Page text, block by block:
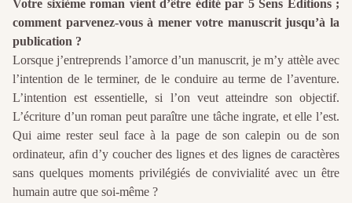
Votre sixième roman vient d’être édité par 5 Sens Éditions ;
comment parvenez-vous à mener votre manuscrit jusqu’à la
publication ?
Lorsque j’entreprends l’amorce d’un manuscrit, je m’y attèle avec
l’intention de le terminer, de le conduire au terme de l’aventure.
L’intention est essentielle, si l’on veut atteindre son objectif.
L’écriture d’un roman peut paraître une tâche ingrate, et elle l’est.
Qui aime rester seul face à la page de son calepin ou de son
ordinateur, afin d’y coucher des lignes et des lignes de caractères
sans quelques moments privilégiés de convivialité avec un être
humain autre que soi-même ?